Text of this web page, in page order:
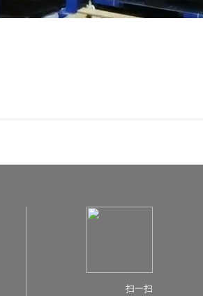
扫一扫